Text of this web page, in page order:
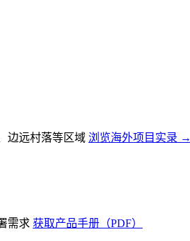
边远村落等区域 浏览海外项目实录 →
需求 获取产品手册（PDF）